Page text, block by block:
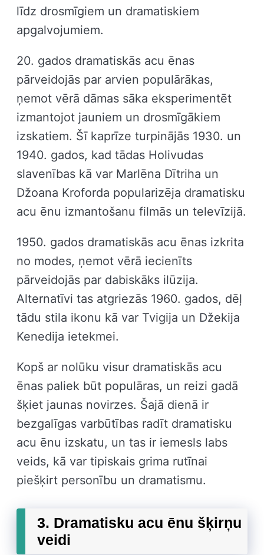
līdz drosmīgiem un dramatiskiem
apgalvojumiem.
20. gados dramatiskās acu ēnas
pārveidojās par arvien populārākas,
ņemot vērā dāmas sāka eksperimentēt
izmantojot jauniem un drosmīgākiem
izskatiem. Šī kaprīze turpinājās 1930. un
1940. gados, kad tādas Holivudas
slavenības kā var Marlēna Dītriha un
Džoana Kroforda popularizēja dramatisku
acu ēnu izmantošanu filmās un televīzijā.
1950. gados dramatiskās acu ēnas izkrita
no modes, ņemot vērā iecienīts
pārveidojās par dabiskāks ilūzija.
Alternatīvi tas atgriezās 1960. gados, dēļ
tādu stila ikonu kā var Tvigija un Džekija
Kenedija ietekmei.
Kopš ar nolūku visur dramatiskās acu
ēnas paliek būt populāras, un reizi gadā
šķiet jaunas novirzes. Šajā dienā ir
bezgalīgas varbūtības radīt dramatisku
acu ēnu izskatu, un tas ir iemesls labs
veids, kā var tipiskais grima rutīnai
piešķirt personību un dramatismu.
3. Dramatisku acu ēnu šķirņu
veidi